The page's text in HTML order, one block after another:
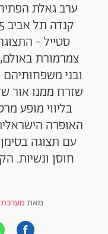
ערב גאלת
סטייל -
צמרמורת
ובני
שזרח ממנו אור
בליווי מופע
האופרה
עם תצוגה
חוסן ונשיות.
מאת